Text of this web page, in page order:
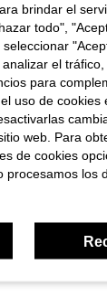
brindar el
todo",
el
para
uso de cookies
web. Para
de cookies
los